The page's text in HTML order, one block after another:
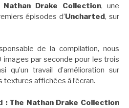
Drake Collection, une
épisodes d’Uncharted, sur
de la compilation, nous
par seconde pour les trois
qu’un travail d’amélioration sur
textures affichées à l’écran.
: The Nathan Drake Collection